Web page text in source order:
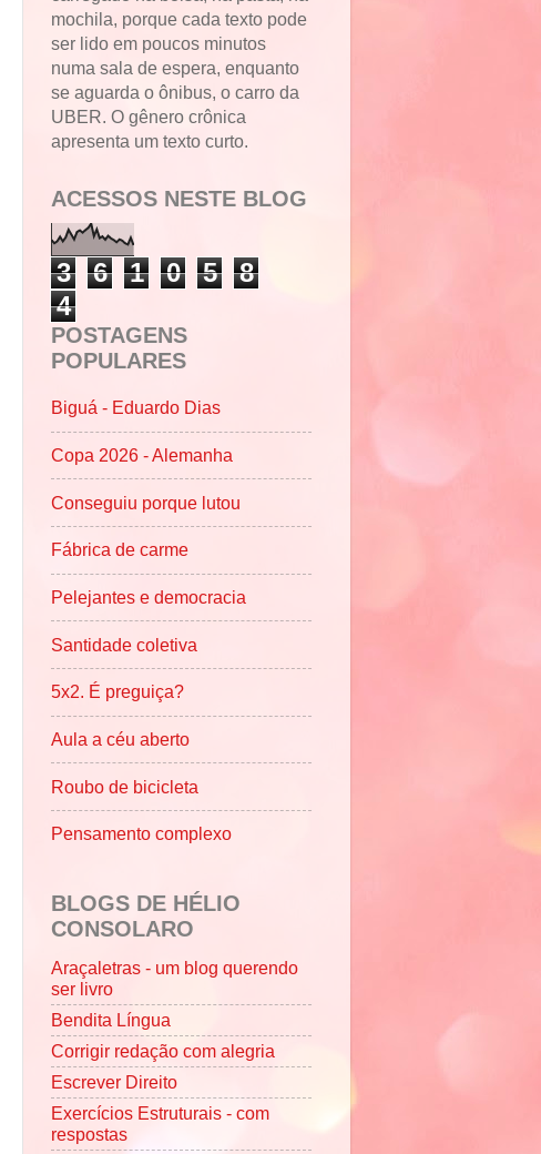
mochila, porque cada texto pode
ser lido em poucos minutos
numa sala de espera, enquanto
se aguarda o ônibus, o carro da
UBER. O gênero crônica
apresenta um texto curto.
ACESSOS NESTE BLOG
3 6 1 0 5
8
4
POSTAGENS
POPULARES
Biguá - Eduardo Dias
Copa 2026 - Alemanha
Conseguiu porque lutou
Fábrica de carme
Pelejantes e democracia
Santidade coletiva
5x2. É preguiça?
Aula a céu aberto
Roubo de bicicleta
Pensamento complexo
BLOGS DE HÉLIO
CONSOLARO
Araçaletras - um blog querendo
ser livro
Bendita Língua
Corrigir redação com alegria
Escrever Direito
Exercícios Estruturais - com
respostas